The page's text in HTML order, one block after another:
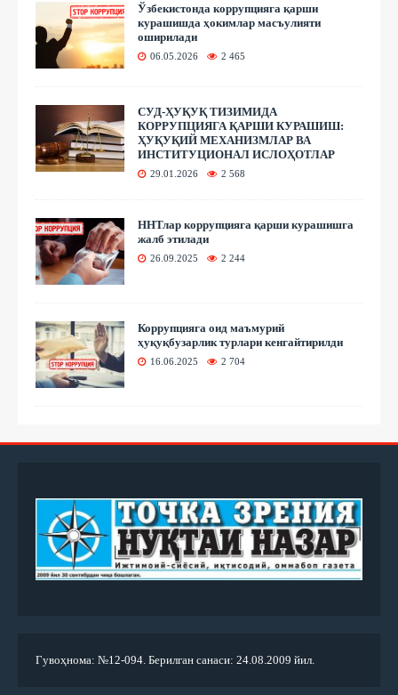
Ўзбекистонда коррупцияга қарши
курашишда ҳокимлар масъулияти
оширилади
06.05.2026 2 465
СУД-ҲУҚУҚ ТИЗИМИДА
КОРРУПЦИЯГА ҚАРШИ КУРАШИШ:
ҲУҚУҚИЙ МЕХАНИЗМЛАР ВА
ИНСТИТУЦИОНАЛ ИСЛОҲОТЛАР
29.01.2026 2 568
ННТлар коррупцияга қарши курашишга
жалб этилади
26.09.2025 2 244
Коррупцияга оид маъмурий
ҳуқуқбузарлик турлари кенгайтирилди
16.06.2025 2 704
Гувоҳнома: №12-094. Берилган санаси: 24.08.2009 йил.